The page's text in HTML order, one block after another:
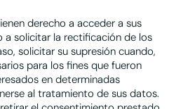
derecho a acceder a sus
a solicitar la rectificación de los
solicitar su supresión cuando,
para los fines que fueron
en determinadas
al tratamiento de sus datos.